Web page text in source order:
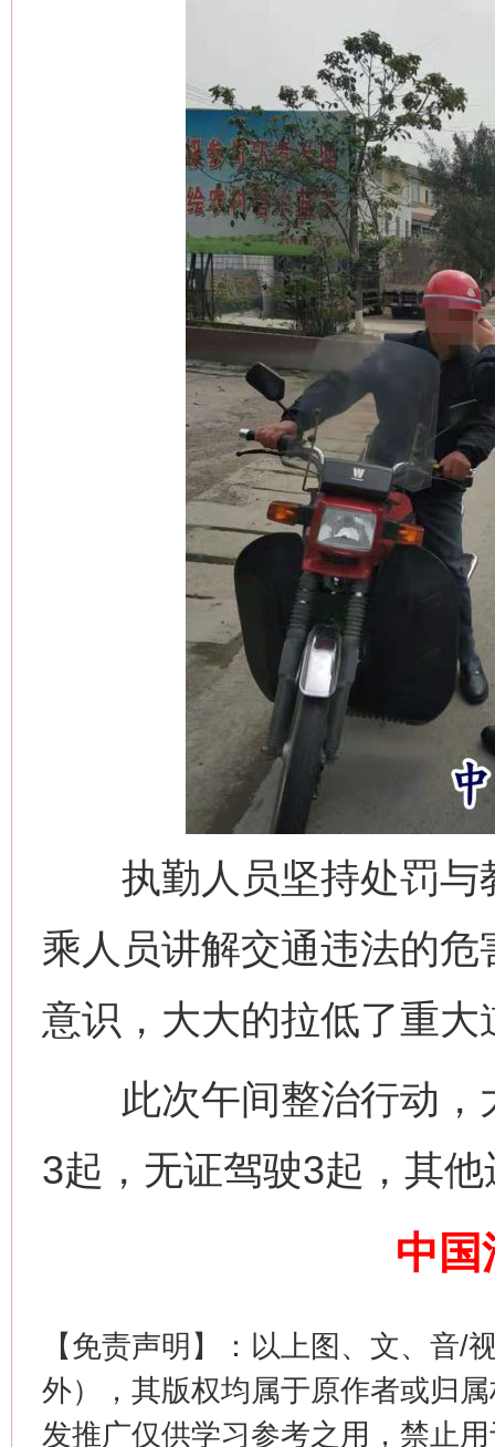
执勤人员坚持处罚与
乘人员讲解交通违法的
意识，大大的拉低了重
此次午间整治行动，
3起，无证驾驶3起，其
中国
【免责声明】：以上图、文、音/
外），其版权均属于原作者或归
发推广仅供学习参考之用，禁止
这是一记警钟！ 谢